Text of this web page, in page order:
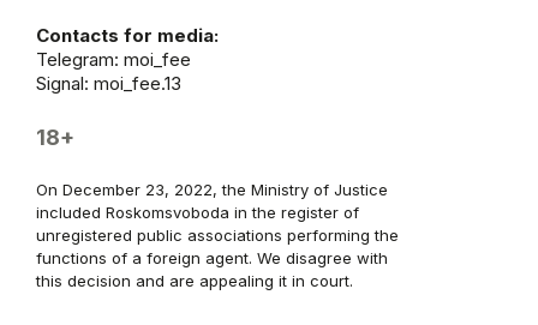
Contacts for media:
Telegram: moi_fee
Signal: moi_fee.13
18+
On December 23, 2022, the Ministry of Justice
included Roskomsvoboda in the register of
unregistered public associations performing the
functions of a foreign agent. We disagree with
this decision and are appealing it in court.